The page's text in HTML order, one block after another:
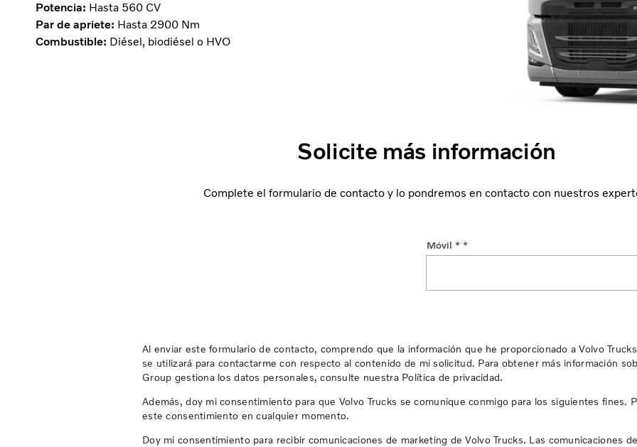
Potencia: Hasta 560 CV
Par de apriete: Hasta 2900 Nm
Combustible: Diésel, biodiésel o HVO
Solicite más información
Complete el formulario de contacto y lo pondremos en contacto con nuestros
Móvil * *
Al enviar este formulario de contacto, comprendo que la información que he proporcionado a Volvo
se utilizará para contactarme con respecto al contenido de mi solicitud. Para obtener más información
Group gestiona los datos personales, consulte nuestra Política de privacidad.
Además, doy mi consentimiento para que Volvo Trucks se comunique conmigo para los siguientes fines.
este consentimiento en cualquier momento.
Doy mi consentimiento para recibir comunicaciones de marketing de Volvo Trucks. Las comunicaciones